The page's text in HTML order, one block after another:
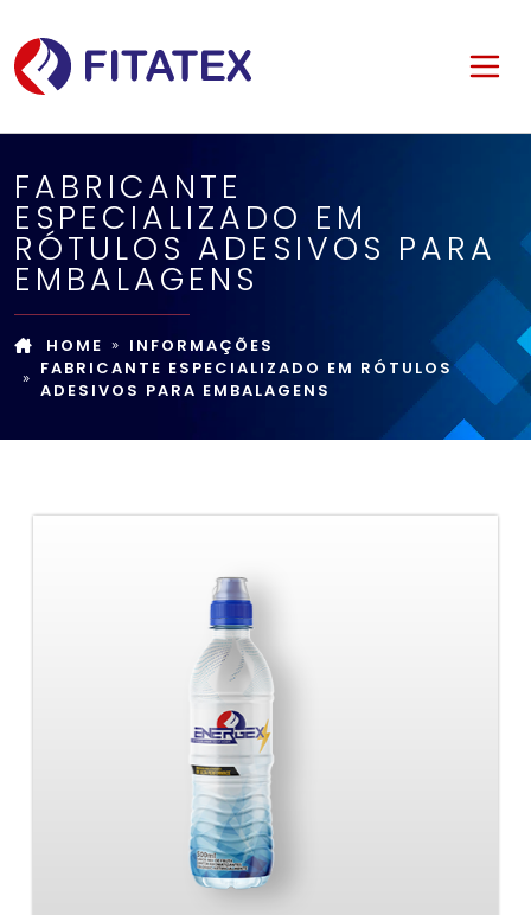
FABRICANTE
ESPECIALIZADO EM
RÓTULOS ADESIVOS PARA
EMBALAGENS
HOME
INFORMAÇÕES
FABRICANTE ESPECIALIZADO EM RÓTULOS
ADESIVOS PARA EMBALAGENS